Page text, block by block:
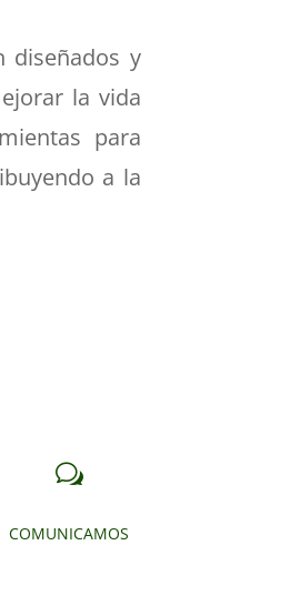
diseñados y
la vida
para
a la
w
COMUNICAMOS